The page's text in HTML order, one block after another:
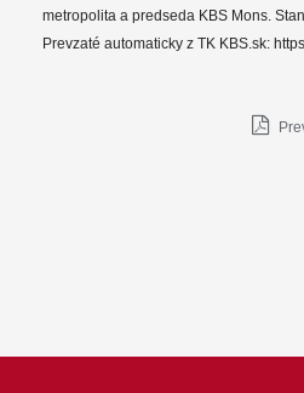
metropolita a predseda KBS Mons.
Prevzaté automaticky z TK KBS.sk: